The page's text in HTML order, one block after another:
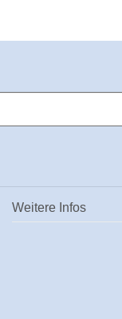
Weitere Infos